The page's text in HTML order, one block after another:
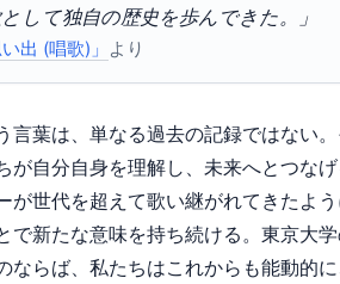
して独自の歴史を歩んできた。」
出 (唱歌)」 より
言葉は、単なる過去の記録ではない
が自分自身を理解し、未来へとつな
が世代を超えて歌い継がれてきたよ
で新たな意味を持ち続ける。東京大
ならば、私たちはこれからも能動的